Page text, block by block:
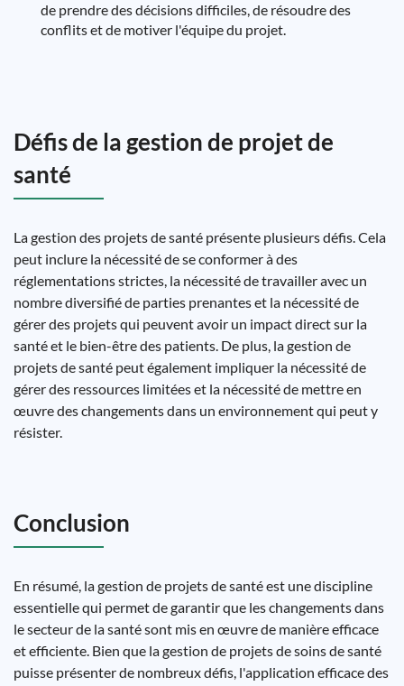
de prendre des décisions difficiles, de résoudre des
conflits et de motiver l'équipe du projet.
Défis de la gestion de projet de
santé
La gestion des projets de santé présente plusieurs défis. Cela
peut inclure la nécessité de se conformer à des
réglementations strictes, la nécessité de travailler avec un
nombre diversifié de parties prenantes et la nécessité de
gérer des projets qui peuvent avoir un impact direct sur la
santé et le bien-être des patients. De plus, la gestion de
projets de santé peut également impliquer la nécessité de
gérer des ressources limitées et la nécessité de mettre en
œuvre des changements dans un environnement qui peut y
résister.
Conclusion
En résumé, la gestion de projets de santé est une discipline
essentielle qui permet de garantir que les changements dans
le secteur de la santé sont mis en œuvre de manière efficace
et efficiente. Bien que la gestion de projets de soins de santé
puisse présenter de nombreux défis, l'application efficace des